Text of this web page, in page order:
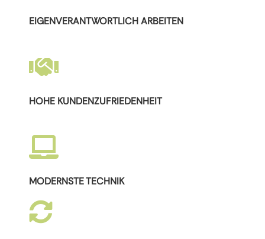
EIGENVERANTWORTLICH ARBEITEN

HOHE KUNDENZUFRIEDENHEIT

MODERNSTE TECHNIK
